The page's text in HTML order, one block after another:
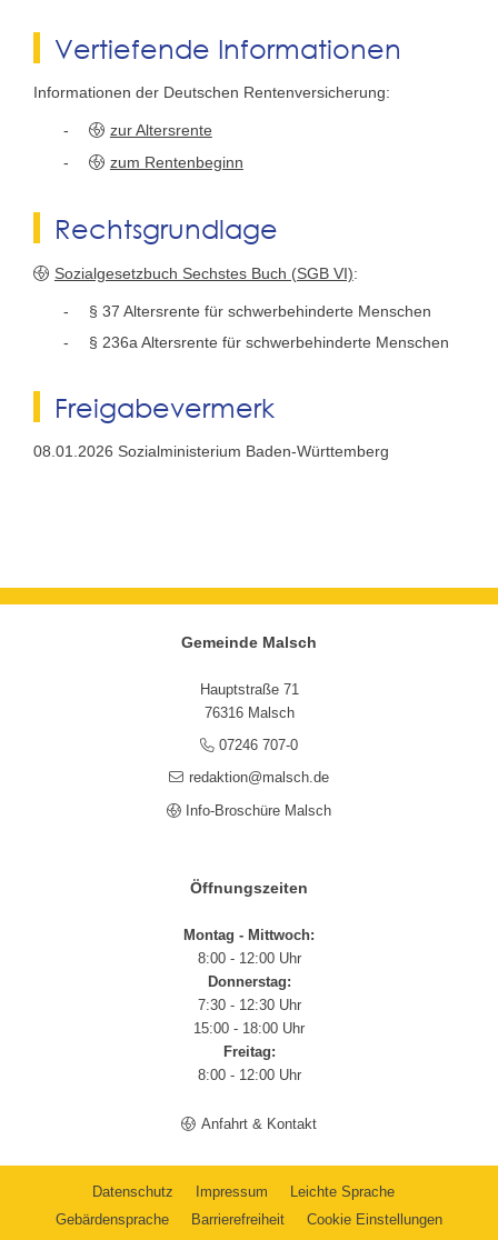
Vertiefende Informationen
Informationen der Deutschen Rentenversicherung:
zur Altersrente
zum Rentenbeginn
Rechtsgrundlage
Sozialgesetzbuch Sechstes Buch (SGB VI):
§ 37 Altersrente für schwerbehinderte Menschen
§ 236a Altersrente für schwerbehinderte Menschen
Freigabevermerk
08.01.2026 Sozialministerium Baden-Württemberg
Gemeinde Malsch
Hauptstraße 71
76316 Malsch
07246 707-0
redaktion@malsch.de
Info-Broschüre Malsch
Öffnungszeiten
Montag - Mittwoch:
8:00 - 12:00 Uhr
Donnerstag:
7:30 - 12:30 Uhr
15:00 - 18:00 Uhr
Freitag:
8:00 - 12:00 Uhr
Anfahrt & Kontakt
Datenschutz Impressum
Leichte Sprache
Gebärdensprache
Barrierefreiheit Cookie Einstellungen